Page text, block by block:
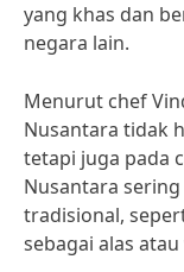
yang khas dan
negara lain.
Menurut chef
Nusantara tidak
tetapi juga pada
Nusantara
tradisional,
sebagai alas